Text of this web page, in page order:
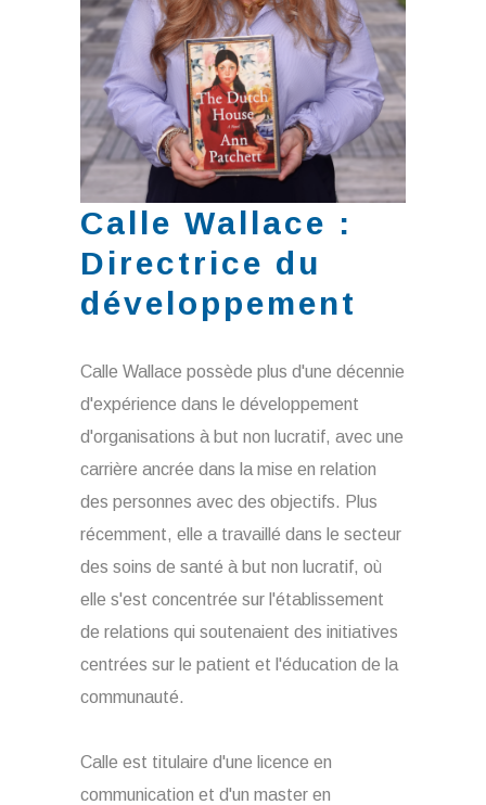
Calle Wallace :
Directrice du
développement
Calle Wallace possède plus d'une décennie
d'expérience dans le développement
d'organisations à but non lucratif, avec une
carrière ancrée dans la mise en relation
des personnes avec des objectifs. Plus
récemment, elle a travaillé dans le secteur
des soins de santé à but non lucratif, où
elle s'est concentrée sur l'établissement
de relations qui soutenaient des initiatives
centrées sur le patient et l'éducation de la
communauté.
Calle est titulaire d'une licence en
communication et d'un master en